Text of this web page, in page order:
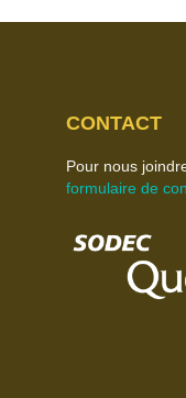
CONTACT
Pour nous
formulaire de